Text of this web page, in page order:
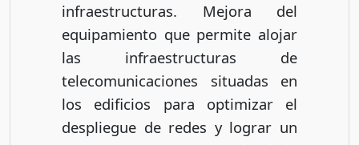
infraestructuras. Mejora del
equipamiento que permite alojar
las infraestructuras de
telecomunicaciones situadas en
los edificios para optimizar el
despliegue de redes y lograr un